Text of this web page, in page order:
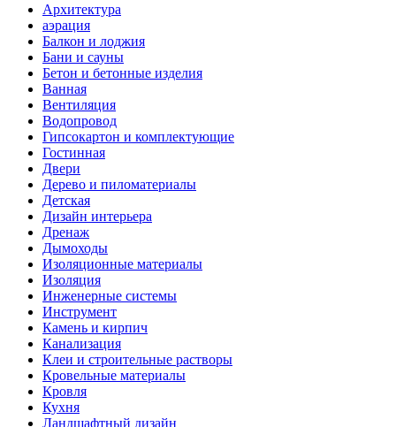
Архитектура
аэрация
Балкон и лоджия
Бани и сауны
Бетон и бетонные изделия
Ванная
Вентиляция
Водопровод
Гипсокартон и комплектующие
Гостинная
Двери
Дерево и пиломатериалы
Детская
Дизайн интерьера
Дренаж
Дымоходы
Изоляционные материалы
Изоляция
Инженерные системы
Инструмент
Камень и кирпич
Канализация
Клеи и строительные растворы
Кровельные материалы
Кровля
Кухня
Ландшафтный дизайн